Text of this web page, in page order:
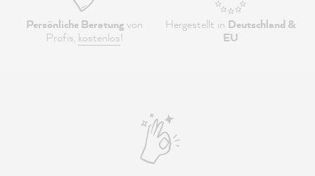
Persönliche Beratungvon
Profis, kostenlos!
Hergestellt in Deutschland &
EU